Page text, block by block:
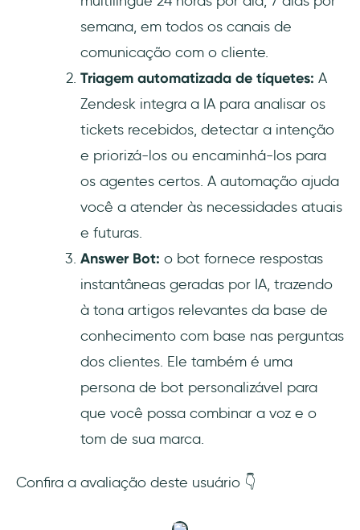
semana, em todos os canais de
comunicação com o cliente.
Triagem automatizada de tíquetes: A
Zendesk integra a IA para analisar os
tickets recebidos, detectar a intenção
e priorizá-los ou encaminhá-los para
os agentes certos. A automação ajuda
você a atender às necessidades atuais
e futuras.
Answer Bot: o bot fornece respostas
instantâneas geradas por IA, trazendo
à tona artigos relevantes da base de
conhecimento com base nas perguntas
dos clientes. Ele também é uma
persona de bot personalizável para
que você possa combinar a voz e o
tom de sua marca.
Confira a avaliação deste usuário 👇